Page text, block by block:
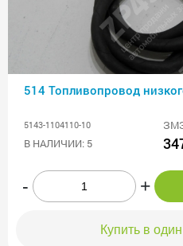
514 Топливопровод
5143-1104110-10
В НАЛИЧИИ: 5
- +
Купить в